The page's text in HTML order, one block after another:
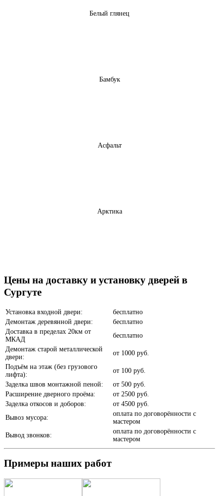
Арктика
Асфальт
Бамбук
Белое дерево
Белый глянец
Бетон темный
Цены на доставку и установку дверей в
Сургуте
Установка входной двери:
бесплатно
Демонтаж деревянной двери:
бесплатно
Доставка в пределах 20км от
МКАД
бесплатно
Демонтаж старой металлической
двери:
от 1000 руб.
Подъём на этаж (без грузового
лифта):
от 100 руб.
Заделка швов монтажной пеной:
от 500 руб.
Расширение дверного проёма:
от 2500 руб.
Заделка откосов и доборов:
от 4500 руб.
Вывоз мусора:
оплата по договорённости с
мастером
Вывод звонков:
оплата по договорённости с
мастером
Примеры наших работ